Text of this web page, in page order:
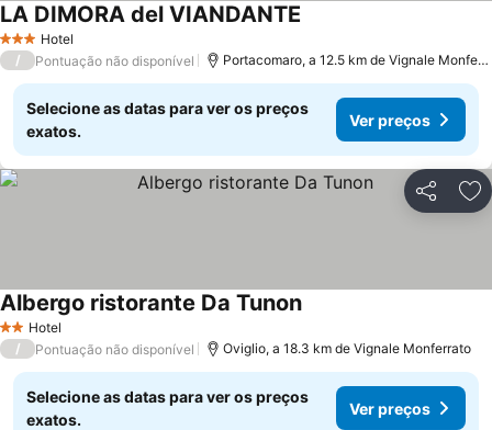
3 EstrelasHotel
LA DIMORA del VIANDANTE
/ Pontuação não disponível Portacomaro, a 12.5 km de Vignale Monferrato
Selecione as datas para ver os preços
exatos.
Ver preços
Partilhar
2 Estrelas
Hotel
Albergo ristorante Da Tunon
/ Pontuação não disponível Oviglio, a 18.3 km de Vignale Monferrato
Selecione as datas para ver os preços
exatos.
Ver preços